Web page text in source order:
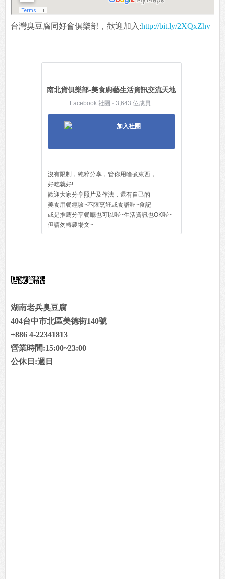
台灣臭豆腐同好會俱樂部，歡迎加入:http://bit.ly/2XQxZhv
南北貨俱樂部-美食廚藝生活資訊交流天地
Facebook 社團 · 3,643 位成員
加入社團
沒有限制，純粹分享，管你用啥煮東西，
好吃就好!
歡迎大家分享照片及作法，還有自己的
美食用餐經驗~不限烹飪或食譜喔~食記
或是推薦分享餐廳也可以喔~生活資訊也OK喔~
但請勿轉農場文~
店家資訊:
湖南老兵臭豆腐
404台中市北區美德街140號
+886 4-22341813
營業時間:15:00~23:00
公休日:週日